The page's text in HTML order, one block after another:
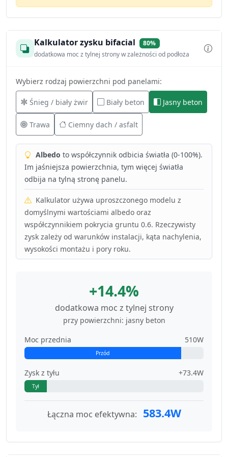
Kalkulator zysku bifacial
80%
dodatkowa moc z tylnej strony w zależności od podłoża
Wybierz rodzaj powierzchni pod panelami:
Śnieg / biały żwir Biały beton Jasny beton
Trawa Ciemny dach / asfalt
Albedo to współczynnik odbicia światła (0-100%).
Im jaśniejsza powierzchnia, tym więcej światła
odbija na tylną stronę panelu.
Kalkulator używa uproszczonego modelu z
domyślnymi wartościami albedo oraz
współczynnikiem pokrycia gruntu 0.6. Rzeczywisty
zysk zależy od warunków instalacji, kąta nachylenia,
wysokości montażu i pory roku.
+14.4%
dodatkowa moc z tylnej strony
przy powierzchni: jasny beton
Moc przednia
510W
Przód
Zysk z tyłu +73.4W
Tył
Łączna moc efektywna: 583.4W